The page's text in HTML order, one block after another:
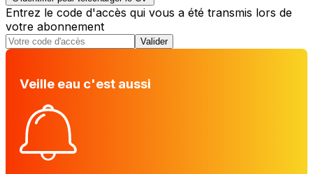
Entrez le code d'accès qui vous a été transmis lors de
votre abonnement
Valider
Veille eau c'est aussi